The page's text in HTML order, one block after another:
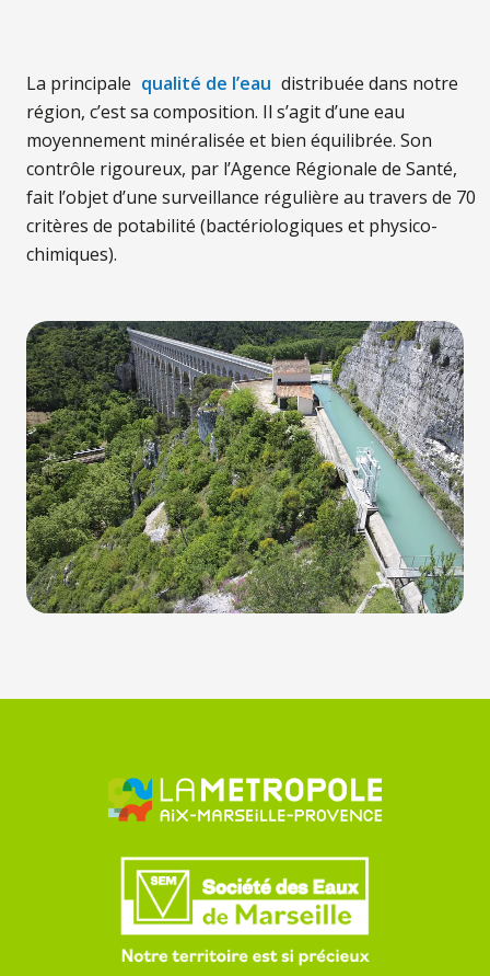
La principale qualité de l’eau distribuée dans notre
région, c’est sa composition. Il s’agit d’une eau
moyennement minéralisée et bien équilibrée. Son
contrôle rigoureux, par l’Agence Régionale de Santé,
fait l’objet d’une surveillance régulière au travers de 70
critères de potabilité (bactériologiques et physico-
chimiques).